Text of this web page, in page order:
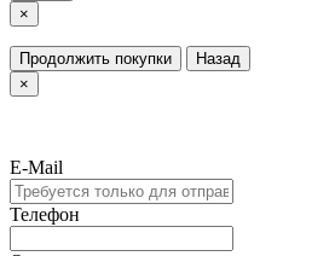
×
Продолжить покупки
Назад
×
E-Mail
Телефон